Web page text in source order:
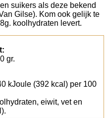
suikers als deze bekend
Gilse). Kom ook gelijk te
koolhydraten levert.
gr.
kJoule (392 kcal) per 100
eiwit, vet en